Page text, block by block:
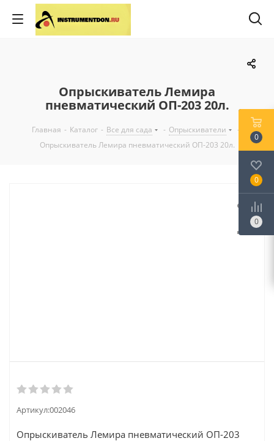
Опрыскиватель Лемира
пневматический ОП-203 20л.
Главная - Каталог - Все для сада - Опрыскиватели
-
Опрыскиватель Лемира пневматический ОП-203 20л.
Артикул:002046
Опрыскиватель Лемира пневматический ОП-203
0
0
0